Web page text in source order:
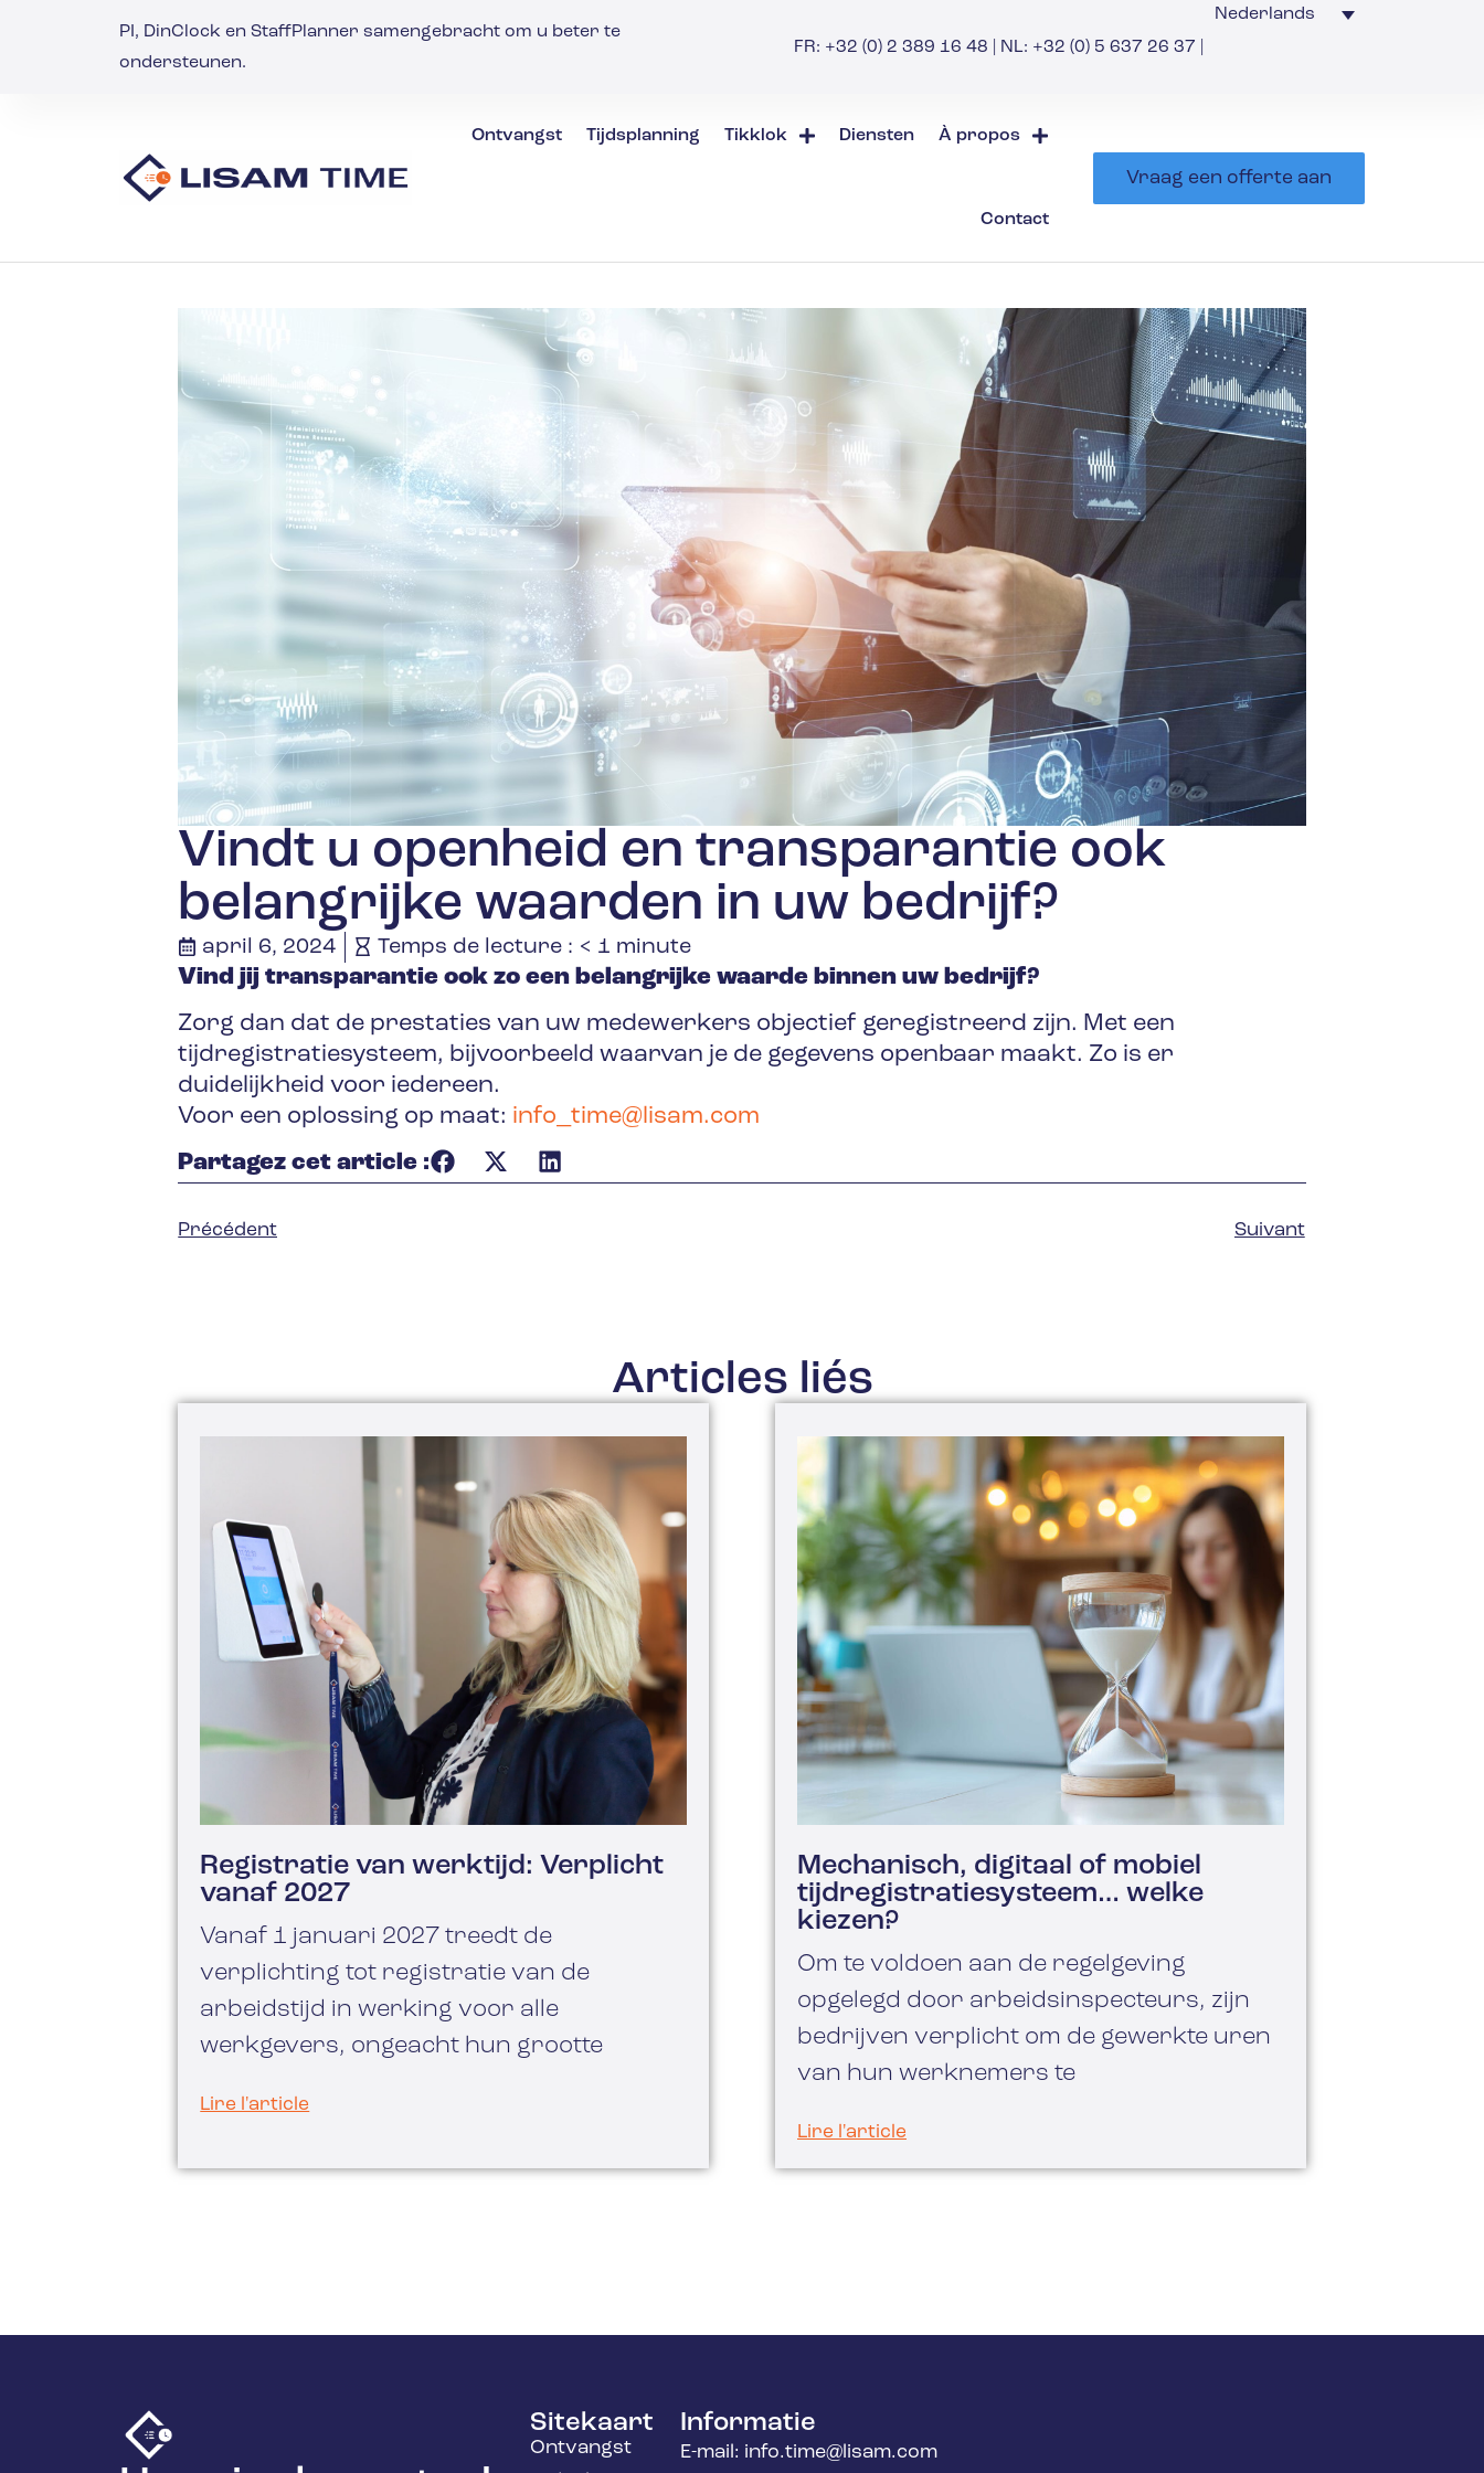
PI, DinClock en StaffPlanner samengebracht om u beter te
ondersteunen.
FR: +32 (0) 2 389 16 48 | NL: +32 (0) 5 637 26 37 |
Nederlands
Ontvangst Tijdsplanning Tikklok Diensten À propos
Contact
Vraag een offerte aan
Vindt u openheid en transparantie ook
belangrijke waarden in uw bedrijf?
april 6, 2024 Temps de lecture : < 1 minute
Vind jij transparantie ook zo een belangrijke waarde binnen uw bedrijf?
Zorg dan dat de prestaties van uw medewerkers objectief geregistreerd zijn. Met een
tijdregistratiesysteem, bijvoorbeeld waarvan je de gegevens openbaar maakt. Zo is er
duidelijkheid voor iedereen.
Voor een oplossing op maat: info_time@lisam.com
Partagez cet article :
Précédent Suivant
Articles liés
Registratie van werktijd: Verplicht
vanaf 2027
Vanaf 1 januari 2027 treedt de
verplichting tot registratie van de
arbeidstijd in werking voor alle
werkgevers, ongeacht hun grootte
Lire l'article
Mechanisch, digitaal of mobiel
tijdregistratiesysteem… welke
kiezen?
Om te voldoen aan de regelgeving
opgelegd door arbeidsinspecteurs, zijn
bedrijven verplicht om de gewerkte uren
van hun werknemers te
Lire l'article
Sitekaart
Ontvangst
Informatie
E-mail: info.time@lisam.com